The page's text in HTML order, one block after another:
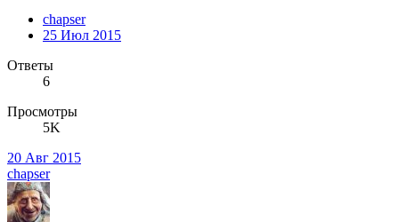
chapser
25 Июл 2015
Ответы
6
Просмотры
5K
20 Авг 2015
chapser